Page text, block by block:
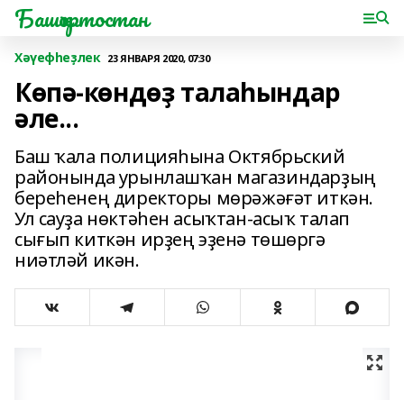
Башҡортостан
Хәүефһеҙлек 23 ЯНВАРЯ 2020, 07:30
Көпә-көндөҙ талаһындар
әле...
Баш ҡала полицияһына Октябрьский
районында урынлашҡан магазиндарҙың
береһенең директоры мөрәжәғәт иткән.
Ул сауҙа нөктәһен асыҡтан-асыҡ талап
сығып киткән ирҙең эҙенә төшөргә
ниәтләй икән.